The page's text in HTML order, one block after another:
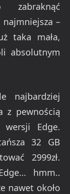
–
taka mała,
absolutnym
najbardziej
z pewnością
wersji Edge.
32 GB
2999zł.
hmm..
nawet około